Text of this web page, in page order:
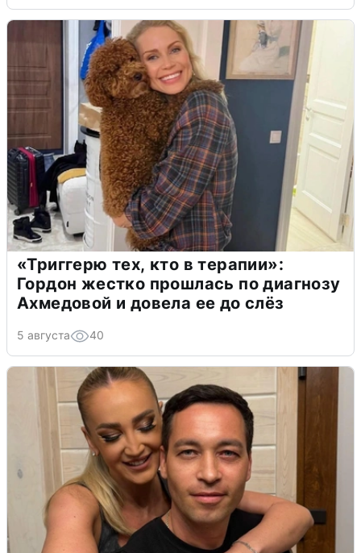
«Триггерю тех, кто в терапии»:
Гордон жестко прошлась по диагнозу
Ахмедовой и довела ее до слёз
5 августа 40